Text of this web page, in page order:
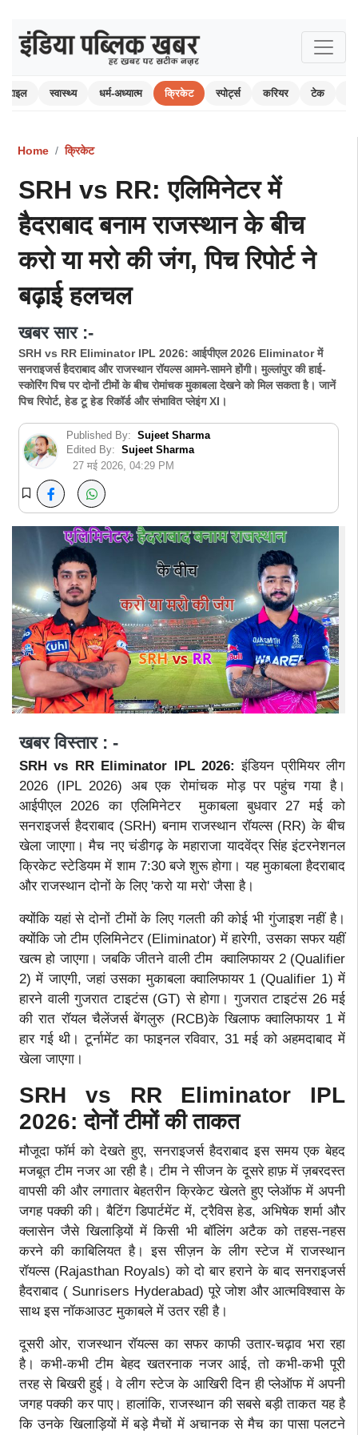
स्वास्थ्य धर्म-अध्यात्म क्रिकेट स्पोर्ट्स करियर टेक
Home क्रिकेट
SRH vs RR: एलिमिनेटर में
हैदराबाद बनाम राजस्थान के बीच
करो या मरो की जंग, पिच रिपोर्ट ने
बढ़ाई हलचल
खबर सार :-
SRH vs RR Eliminator IPL 2026: आईपीएल 2026 Eliminator में
सनराइजर्स हैदराबाद और राजस्थान रॉयल्स आमने-सामने होंगी। मुल्लांपुर की हाई-
स्कोरिंग पिच पर दोनों टीमों के बीच रोमांचक मुकाबला देखने को मिल सकता है। जानें
पिच रिपोर्ट, हेड टू हेड रिकॉर्ड और संभावित प्लेइंग XI।
Published By: Sujeet Sharma
Edited By: Sujeet Sharma
27 मई 2026, 04:29 PM
खबर विस्तार : -
SRH vs RR Eliminator IPL 2026: इंडियन प्रीमियर लीग
2026 (IPL 2026) अब एक रोमांचक मोड़ पर पहुंच गया है।
आईपीएल 2026 का एलिमिनेटर मुकाबला बुधवार 27 मई को
सनराइजर्स हैदराबाद (SRH) बनाम राजस्थान रॉयल्स (RR) के बीच
खेला जाएगा। मैच नए चंडीगढ़ के महाराजा यादवेंद्र सिंह इंटरनेशनल
क्रिकेट स्टेडियम में शाम 7:30 बजे शुरू होगा। यह मुकाबला हैदराबाद
और राजस्थान दोनों के लिए 'करो या मरो' जैसा है।
क्योंकि यहां से दोनों टीमों के लिए गलती की कोई भी गुंजाइश नहीं है।
क्योंकि जो टीम एलिमिनेटर (Eliminator) में हारेगी, उसका सफर यहीं
खत्म हो जाएगा। जबकि जीतने वाली टीम क्वालिफायर 2 (Qualifier
2) में जाएगी, जहां उसका मुकाबला क्वालिफायर 1 (Qualifier 1) में
हारने वाली गुजरात टाइटंस (GT) से होगा। गुजरात टाइटंस 26 मई
की रात रॉयल चैलेंजर्स बेंगलुरु (RCB)के खिलाफ क्वालिफायर 1 में
हार गई थी। टूर्नामेंट का फाइनल रविवार, 31 मई को अहमदाबाद में
खेला जाएगा।
SRH vs RR Eliminator IPL
2026: दोनों टीमों की ताकत
मौजूदा फॉर्म को देखते हुए, सनराइजर्स हैदराबाद इस समय एक बेहद
मजबूत टीम नजर आ रही है। टीम ने सीजन के दूसरे हाफ़ में ज़बरदस्त
वापसी की और लगातार बेहतरीन क्रिकेट खेलते हुए प्लेऑफ में अपनी
जगह पक्की की। बैटिंग डिपार्टमेंट में, ट्रैविस हेड, अभिषेक शर्मा और
क्लासेन जैसे खिलाड़ियों में किसी भी बॉलिंग अटैक को तहस-नहस
करने की काबिलियत है। इस सीज़न के लीग स्टेज में राजस्थान
रॉयल्स (Rajasthan Royals) को दो बार हराने के बाद सनराइजर्स
हैदराबाद ( Sunrisers Hyderabad) पूरे जोश और आत्मविश्वास के
साथ इस नॉकआउट मुकाबले में उतर रही है।
दूसरी ओर, राजस्थान रॉयल्स का सफर काफी उतार-चढ़ाव भरा रहा
है। कभी-कभी टीम बेहद खतरनाक नजर आई, तो कभी-कभी पूरी
तरह से बिखरी हुई। वे लीग स्टेज के आखिरी दिन ही प्लेऑफ में अपनी
जगह पक्की कर पाए। हालांकि, राजस्थान की सबसे बड़ी ताकत यह है
कि उनके खिलाड़ियों में बड़े मैचों में अचानक से मैच का पासा पलटने